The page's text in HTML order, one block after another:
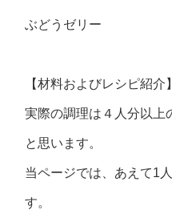
ぶどうゼリー
【材料およびレシピ紹介】
実際の調理は４人分以上
と思います。
当ページでは、あえて1
す。